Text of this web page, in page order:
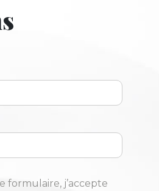
formulaire, j’accepte